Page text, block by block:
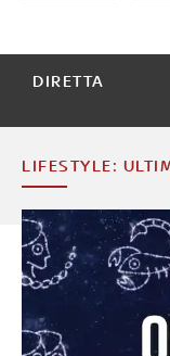
DIRETTA
LIFESTYLE: